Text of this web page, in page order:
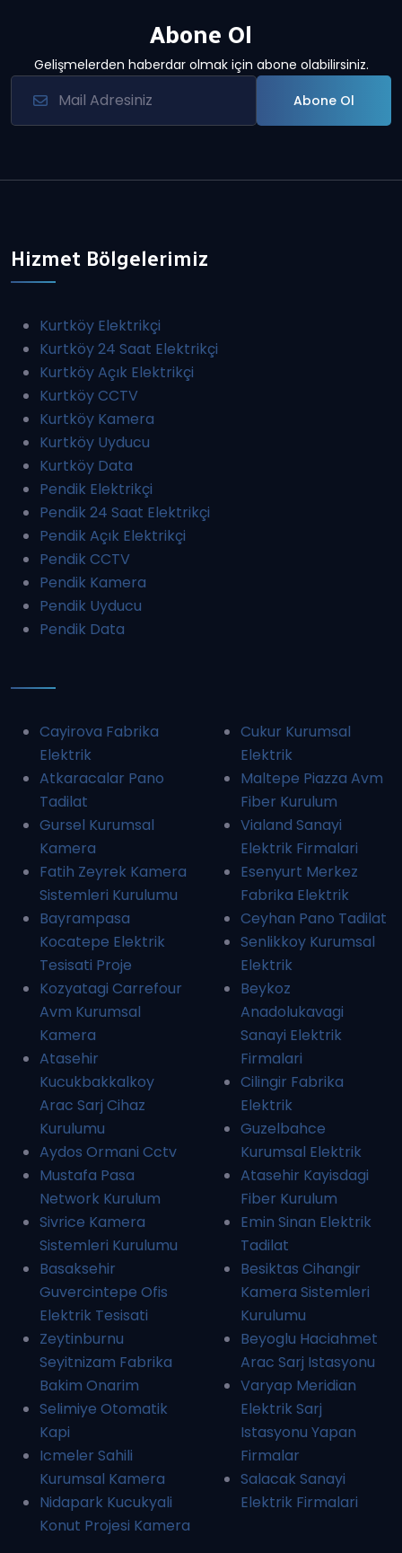
Abone Ol
Gelişmelerden haberdar olmak için abone olabilirsiniz.
Abone Ol
Hizmet Bölgelerimiz
Kurtköy Elektrikçi
Kurtköy 24 Saat Elektrikçi
Kurtköy Açık Elektrikçi
Kurtköy CCTV
Kurtköy Kamera
Kurtköy Uyducu
Kurtköy Data
Pendik Elektrikçi
Pendik 24 Saat Elektrikçi
Pendik Açık Elektrikçi
Pendik CCTV
Pendik Kamera
Pendik Uyducu
Pendik Data
Cayirova Fabrika
Elektrik
Atkaracalar Pano
Tadilat
Gursel Kurumsal
Kamera
Fatih Zeyrek Kamera
Sistemleri Kurulumu
Bayrampasa
Kocatepe Elektrik
Tesisati Proje
Kozyatagi Carrefour
Avm Kurumsal
Kamera
Atasehir
Kucukbakkalkoy
Arac Sarj Cihaz
Kurulumu
Aydos Ormani Cctv
Mustafa Pasa
Network Kurulum
Sivrice Kamera
Sistemleri Kurulumu
Basaksehir
Guvercintepe Ofis
Elektrik Tesisati
Zeytinburnu
Seyitnizam Fabrika
Bakim Onarim
Selimiye Otomatik
Kapi
Icmeler Sahili
Kurumsal Kamera
Nidapark Kucukyali
Konut Projesi Kamera
Cukur Kurumsal
Elektrik
Maltepe Piazza Avm
Fiber Kurulum
Vialand Sanayi
Elektrik Firmalari
Esenyurt Merkez
Fabrika Elektrik
Ceyhan Pano Tadilat
Senlikkoy Kurumsal
Elektrik
Beykoz
Anadolukavagi
Sanayi Elektrik
Firmalari
Cilingir Fabrika
Elektrik
Guzelbahce
Kurumsal Elektrik
Atasehir Kayisdagi
Fiber Kurulum
Emin Sinan Elektrik
Tadilat
Besiktas Cihangir
Kamera Sistemleri
Kurulumu
Beyoglu Haciahmet
Arac Sarj Istasyonu
Varyap Meridian
Elektrik Sarj
Istasyonu Yapan
Firmalar
Salacak Sanayi
Elektrik Firmalari